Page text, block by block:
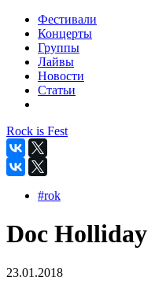
Фестивали
Концерты
Группы
Лайвы
Новости
Статьи
Rock is Fest
#rok
Doc Holliday
23.01.2018